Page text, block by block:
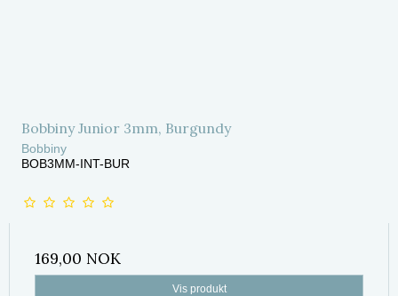
Bobbiny Junior 3mm, Burgundy
Bobbiny
BOB3MM-INT-BUR
169,00 NOK
Vis produkt